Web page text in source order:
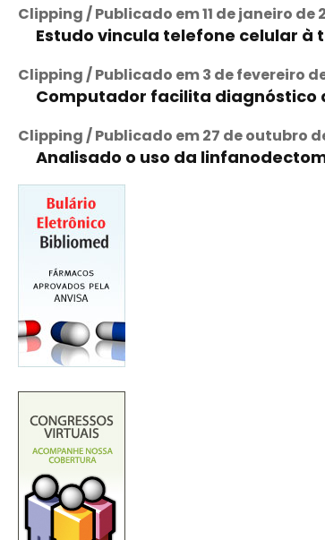
Clipping / Publicado em 11 de janeiro de
Estudo vincula telefone celular à
Clipping / Publicado em 3 de fevereiro
Computador facilita diagnóstico
Clipping / Publicado em 27 de outubro
Analisado o uso da